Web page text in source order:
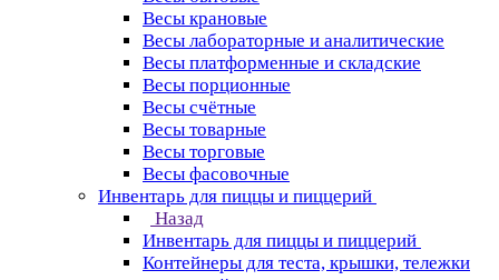
Весы крановые
Весы лабораторные и аналитические
Весы платформенные и складские
Весы порционные
Весы счётные
Весы товарные
Весы торговые
Весы фасовочные
Инвентарь для пиццы и пиццерий
Назад
Инвентарь для пиццы и пиццерий
Контейнеры для теста, крышки, тележки